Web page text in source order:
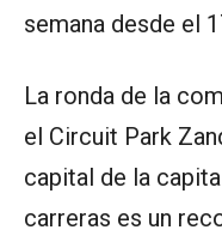
semana desde el
La ronda de la
el Circuit Park
capital de la
carreras es un